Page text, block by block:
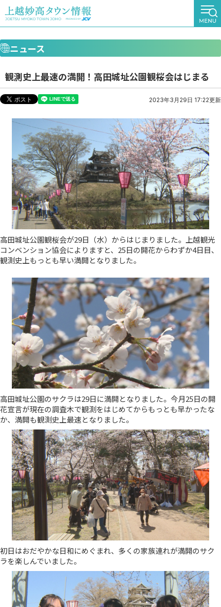
ニュース
観測史上最速の満開！高田城址公園観桜会はじまる
2023年3月29日 17:22更新
高田城址公園観桜会が29日（水）からはじまりました。上越観光
コンベンション協会によりますと、25日の開花からわずか4日目、
観測史上もっとも早い満開となりました。
高田城址公園のサクラは29日に満開となりました。今月25日の開
花宣言が現在の調査木で観測をはじめてからもっとも早かったな
か、満開も観測史上最速となりました。
初日はおだやかな日和にめぐまれ、多くの家族連れが満開のサク
ラを楽しんでいました。